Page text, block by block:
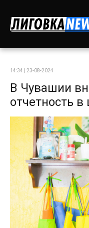
14:34 | 23-08-2024
В Чувашии
отчетность